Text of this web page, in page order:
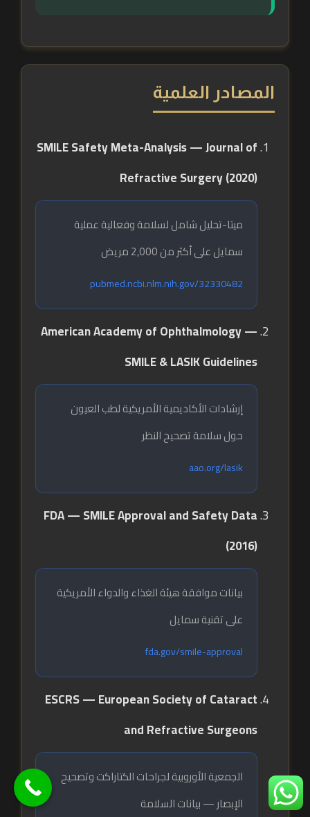
المصادر العلمية
SMILE Safety Meta-Analysis — Journal of
Refractive Surgery (2020)
ميتا-تحليل شامل لسلامة وفعالية عملية
سمايل على أكثر من 2,000 مريض
pubmed.ncbi.nlm.nih.gov/32330482
American Academy of Ophthalmology —
SMILE & LASIK Guidelines
إرشادات الأكاديمية الأمريكية لطب العيون
حول سلامة تصحيح النظر
aao.org/lasik
FDA — SMILE Approval and Safety Data
(2016)
بيانات موافقة هيئة الغذاء والدواء الأمريكية
على تقنية سمايل
fda.gov/smile-approval
ESCRS — European Society of Cataract
and Refractive Surgeons
الجمعية الأوروبية لجراحات الكتاراكت وتصحيح
الإبصار — بيانات السلامة